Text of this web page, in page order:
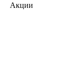
Акции